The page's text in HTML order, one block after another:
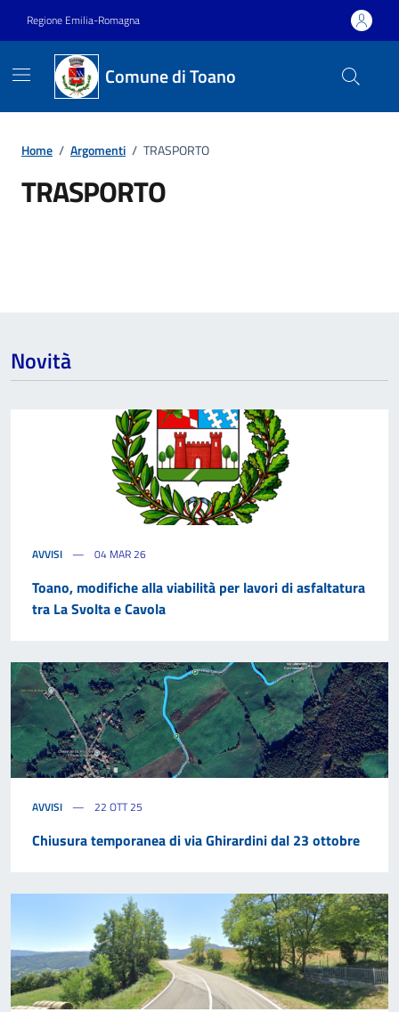
Regione Emilia-Romagna
Comune di Toano
Home / Argomenti / TRASPORTO
TRASPORTO
Novità
AVVISI 04 MAR 26
Toano, modifiche alla viabilità per lavori di asfaltatura
tra La Svolta e Cavola
AVVISI 22 OTT 25
Chiusura temporanea di via Ghirardini dal 23 ottobre